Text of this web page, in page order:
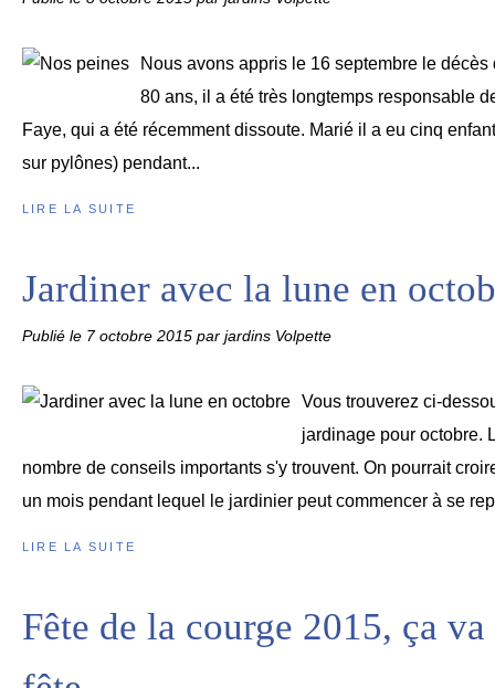
Nous avons appris le 16 septembre le
80 ans, il a été très longtemps responsable
Faye, qui a été récemment dissoute. Marié il a eu cinq
sur pylônes) pendant...
LIRE LA SUITE
Jardiner avec la lune en
Publié le 7 octobre 2015 par jardins Volpette
Vous trouverez ci-
jardinage pour octobre.
nombre de conseils importants s'y trouvent. On pourrait
un mois pendant lequel le jardinier peut commencer à se
LIRE LA SUITE
Fête de la courge 2015, ça